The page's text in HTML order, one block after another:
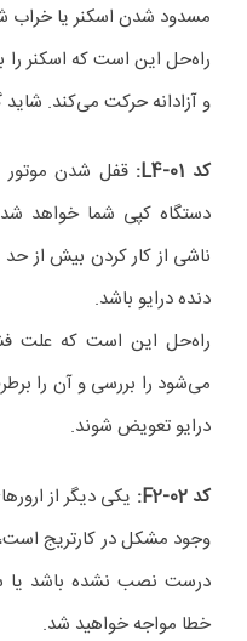
مسدود شدن اسکنر یا خراب
راه‌حل این است که اسکنر
و آزادانه حرکت می‌کند.
کد L4-01
: قفل شدن
دستگاه کپی شما خواهد
ناشی از کار کردن بیش از
دنده درایو باشد.
راه‌حل این است که علت
می‌شود را بررسی و آن را
درایو تعویض شوند.
کدF2-02
: یکی دیگر از
وجود مشکل در کارتریج
درست نصب نشده باشد یا
خطا مواجه خواهید شد.